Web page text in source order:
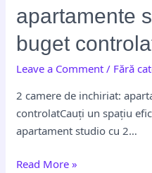
apartamente
buget
Leave a Comment / Fără
2 camere de inchiriat:
controlatCauți un spațiu
apartament studio cu 2…
de
inchiriat:
apartamente
studiouri
Read More »